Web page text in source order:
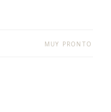
MUY PRONTO